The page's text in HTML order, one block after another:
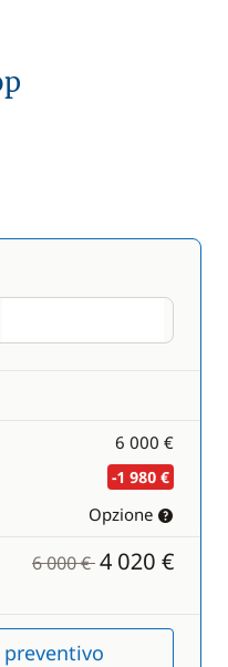
6 000 €
-1 980 €
Opzione
6 000 €4 020 €
preventivo